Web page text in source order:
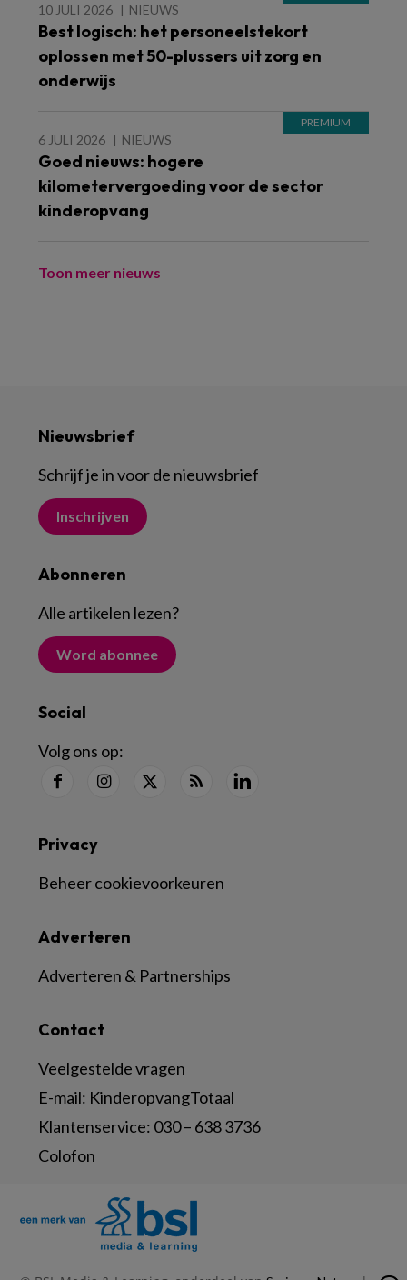
10 JULI 2026 NIEUWS
Best logisch: het personeelstekort
oplossen met 50-plussers uit zorg en
onderwijs
6 JULI 2026 NIEUWS
Goed nieuws: hogere
kilometervergoeding voor de sector
kinderopvang
Toon meer nieuws
Nieuwsbrief
Schrijf je in voor de nieuwsbrief
Inschrijven
Abonneren
Alle artikelen lezen?
Word abonnee
Social
Volg ons op:
Contact
Veelgestelde vragen
E-mail: KinderopvangTotaal
Klantenservice: 030 – 638 3736
Colofon
Adverteren
Adverteren & Partnerships
Privacy
Beheer cookievoorkeuren